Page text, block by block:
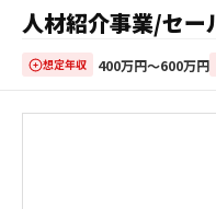
人材紹介事業/セ
想定年収 400万円〜600万円